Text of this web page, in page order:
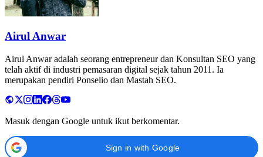
Airul Anwar
Airul Anwar adalah seorang entrepreneur dan Konsultan SEO yang
telah aktif di industri pemasaran digital sejak tahun 2011. Ia
merupakan pendiri Ponselio dan Mastah SEO.
Masuk dengan Google untuk ikut berkomentar.
Sign in with Google